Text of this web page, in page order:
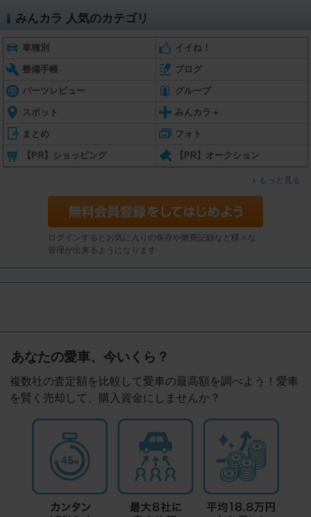
みんカラ 人気のカテゴリ
車種別 イイね！
整備手帳 ブログ
パーツレビュー グループ
スポット みんカラ＋
まとめ フォト
【PR】ショッピング 【PR】オークション
もっと見る
ログインするとお気に入りの保存や燃費記録など様々な
管理が出来るようになります
あなたの愛車、今いくら？
複数社の査定額を比較して愛車の最高額を調べよう！愛車
を賢く売却して、購入資金にしませんか？